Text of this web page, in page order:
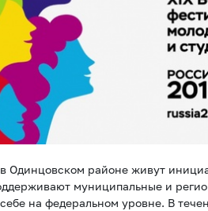
Одинцовском районе живут
муниципальные и
на федеральном уровне. В